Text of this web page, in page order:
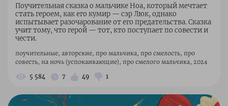
Поучительная сказка о мальчике Ноа, который мечтает
стать героем, как его кумир — сэр Люк, однако
испытывает разочарование от его предательства. Сказка
учит тому, что герой — тот, кто поступает по совести и
чести.
поучительные, авторские, про мальчика, про смелость, про
совесть, на ночь (успокаивающие), про смелого мальчика, 2024
5 584 7 49 1